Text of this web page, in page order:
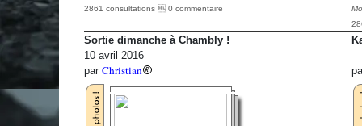
2861 consultations  0 commentaire
Sortie dimanche à Chambly !
10 avril 2016
par Christian